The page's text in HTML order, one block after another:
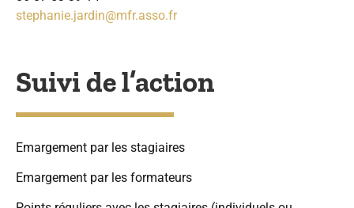
stephanie.jardin@mfr.asso.fr
Suivi de l’action
Emargement par les stagiaires
Emargement par les formateurs